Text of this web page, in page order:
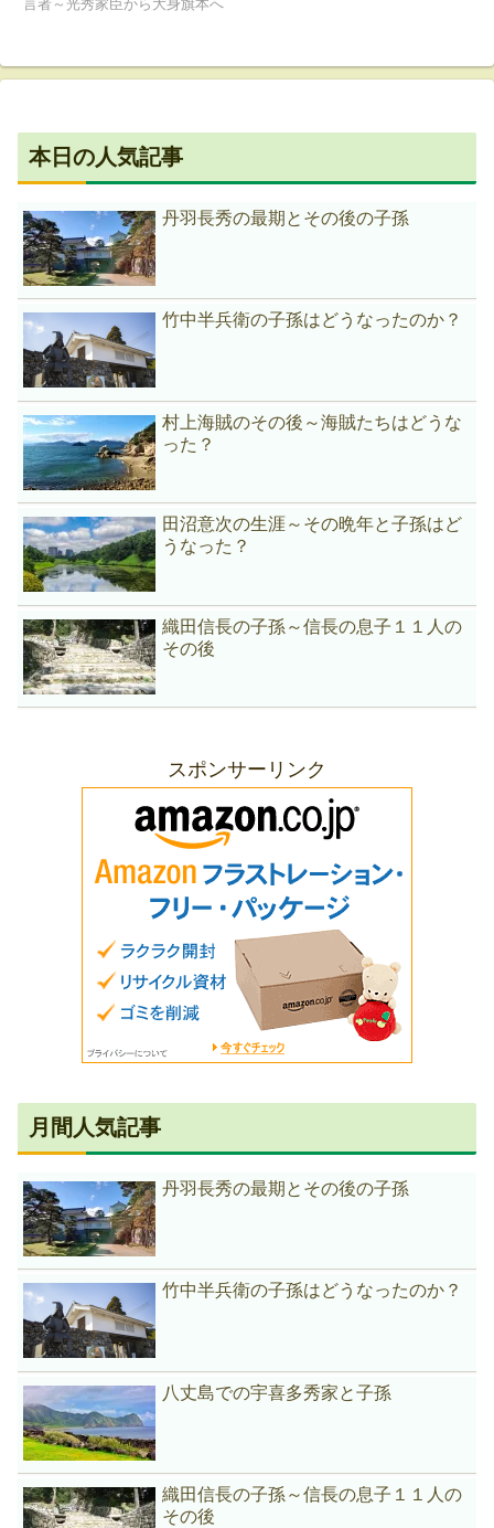
言者～光秀家臣から大身旗本へ
本日の人気記事
丹羽長秀の最期とその後の子孫
竹中半兵衛の子孫はどうなったのか？
村上海賊のその後～海賊たちはどうな
った？
田沼意次の生涯～その晩年と子孫はど
うなった？
織田信長の子孫～信長の息子１１人の
その後
スポンサーリンク
月間人気記事
丹羽長秀の最期とその後の子孫
竹中半兵衛の子孫はどうなったのか？
八丈島での宇喜多秀家と子孫
織田信長の子孫～信長の息子１１人の
その後